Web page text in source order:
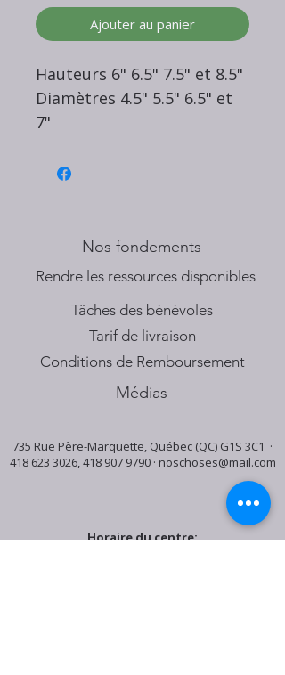
Ajouter au panier
Hauteurs 6" 6.5" 7.5" et 8.5"
Diamètres 4.5" 5.5" 6.5" et
7"
Nos fondements
​Rendre les ressources disponibles
Tâches des bénévoles
Tarif de livraison
Conditions de Remboursement
Médias
735 Rue Père-Marquette, Québec (QC) G1S 3C1 ·
418 623 3026,418 907 9790· noschoses@mail.com
Horaire du centre: